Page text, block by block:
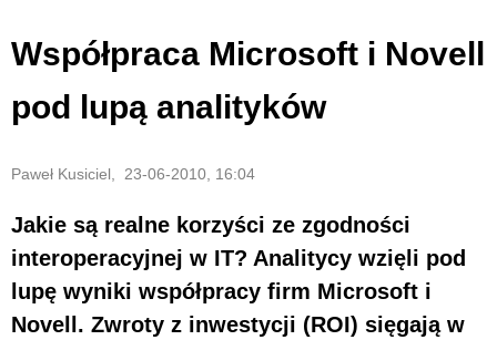
Współpraca Microsoft i Novell
pod lupą analityków
Paweł Kusiciel, 23-06-2010, 16:04
Jakie są realne korzyści ze zgodności
interoperacyjnej w IT? Analitycy wzięli pod
lupę wyniki współpracy firm Microsoft i
Novell. Zwroty z inwestycji (ROI) sięgają w